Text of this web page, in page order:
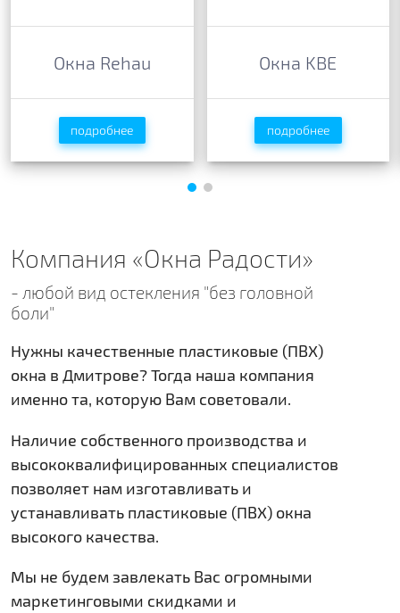
Окна Rehau
подробнее
Окна KBE
подробнее
Rehau ACTION 60 мм
подробнее
Rehau BLITZ NEW 60мм
подробнее
Компания «Окна Радости»
- любой вид остекления "без головной
боли"
Нужны качественные пластиковые (ПВХ)
окна в Дмитрове? Тогда наша компания
именно та, которую Вам советовали.
Наличие собственного производства и
высококвалифицированных специалистов
позволяет нам изготавливать и
устанавливать пластиковые (ПВХ) окна
высокого качества.
Мы не будем завлекать Вас огромными
маркетинговыми скидками и